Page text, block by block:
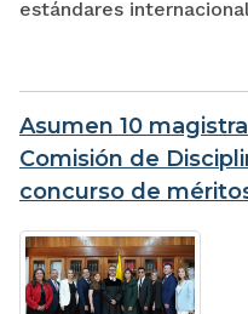
estándares
Asumen 10
Comisión de
concurso de